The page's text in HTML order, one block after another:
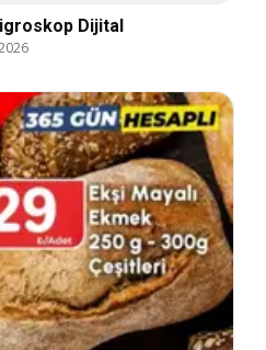
Dijital